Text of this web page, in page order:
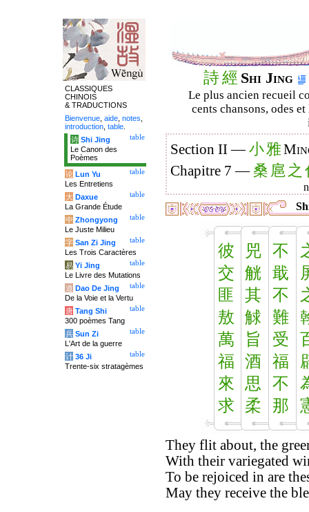
詩經 Shi Jing
Le plus ancien recueil
cents chansons, odes
Section II —小雅
Chapitre 7 — 桑 扈 之
彼
交
匪
敖
萬
福
來
求
兕
觥
其
觩
旨
酒
思
柔
不
戢
不
難
受
福
不
那
They flit about, the
With their variegated
To be rejoiced in are
May they receive the
CLASSIQUES
CHINOIS
& TRADUCTIONS
Bienvenue aide notes
introduction table
table
诗 Shi Jing
Le Canon des
Poèmes
table
论 Lun Yu
Les Entretiens
table
大 Daxue
La Grande Étude
table
中 Zhongyong
Le Juste Milieu
table
字 San Zi Jing
Les Trois Caractères
table
易 Yi Jing
Le Livre des Mutations
table
道 Dao De Jing
De la Voie et la Vertu
table
唐 Tang Shi
300 poèmes Tang
table
兵 Sun Zi
L'Art de la guerre
table
计 36 Ji
Trente-six stratagèmes